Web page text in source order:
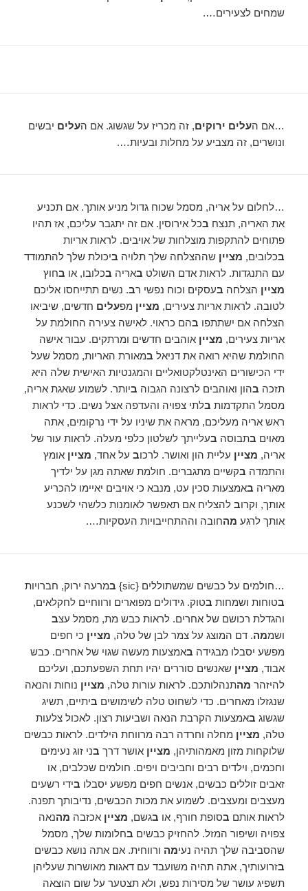
שמחים לצעירים….
…אם העלים ירוקים, זה מכריז על שגשוג. אם העלים יבשים
ונושרים, זה מצביע על מחלות ובעיות….
…לחלום על אריה, מסמל שכוח גדול מניע אותך. אם תכניע
את האריה, תנצח בכל אירוסין. אם זה יתגבר עליכם, אז תהיו
פתוחים להתקפות מוצלחות של אויבים. לראות אריות
בכלובים, מציין שההצלחה שלך תלויה ביכולת שלך להתמודד
עם התנגדות. לראות אדם השולט באריה בכלובו, או בחוץ
מציין הצלחה בעסקים וכוח נפשי רב. נשים תתייחסו אליכם
לטובה. לראות אריות צעירים, מציין מפעלים חדשים, שיביאו
הצלחה אם ישתתפו בהם כראוי. לאישה צעירה החולמת על
אריות צעירים, מציין אוהבים חדשים ומרתקים. עבור אישה
החולמת שהיא רואה את דניאל במאורת האריות, מסמל שעל
ידי הכישורים האינטלקטואליים והמגנטיות האישית שלה היא
תזכה בהון ואוהבים לרצונה הגבוה ביותר. לשמוע שאגת אריה,
מסמל התקדמות בלתי צפויה והעדפה אצל נשים. כדי לראות
ראש אריה מעליכם, מראה את שיניו על ידי נרקומים, אתה
מאוים בתבוסה בעלייתך לשלטון כלפי מעלה. לראות עור של
אריה, מציין עליית הון ואושר. לרכוב על אחד, מציין אומץ
והתמדה בקשיים מתגברים. חולמת שאתה מגן על ילדיך
מאריה באמצעות סכין עט, מנבא כי אויבים יאיימו להכריע
אותך, וקרוב להצליח אם תאפשר לאומנות כלשהי לשכנע
אותך לרגע מהחובה וההתחייבויות העסקיות….
…חולמים על כבשים שמשתוללים {sic} במרעה ירוק, חברויות
בטוחות ושמחות בטוק. גידולים מפוארים ורווחיים לחקלאים,
והגדלת רכושם של אחרים. לראות כבש מת, מסמל עצב
ושממה. דם המוצג על צמר לבן של טלה, מציין כי חפים
מפשע יסבלו מבגידה באמצעות מעשה שגוי של אחרים. כבש
אבוד, מציין שאנשים סוררים יהיו תחת השפעתכם, ועליכם
להיזהר מהתנהלותכם. לראות עורות טלה, מציין נוחות והנאה
שנגזלו מאחרים. כדי לשחוט טלה לשימושים ביתיים, תשיג
שגשוג באמצעות הקרבת הנאה ושביעות רצון. לאכול צלעות
טלה, מציין מחלה וחרדה רבה מרווחת הילדים. לראות כבשים
שלוקחות מזון מאמהותיהן, מציין אושר דרך בני זוג נעימים
וחכמים, וילדים רבים וחביבים ויפים. חולמים שכלבים, או
זאבים זוללים כבשים, אנשים חפים מפשע יסבלו בידי רשעים
מעצבים ומעצבים. לשמוע את מכות הכבשים, נדיבותך תפנה.
לראות אותם בסופת חורף, או בגשם, מציין אכזבה מהנאה
צפויה ושיפור המזל. להחזיק כבשים בחלומות שלך, מסמל
שהסביבה שלך תהיה נעימה ורווחית. אם אתה נושא כבשים
בזרועותיך, אתה תהיה משועבד עם דאגות מאושרות שעליהן
תשפיג עושר של מסירות נפש, ולא תצטער על שום הוצאה